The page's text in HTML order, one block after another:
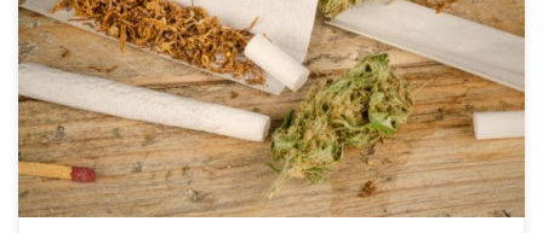
Amerykańscy naukowcy zbadali, czy istnieje różnica pomiędzy
spożywaniem samej nikotyny, samej marihuany oraz mieszanki
tych dwóch substancji? Nikotyna, cannabis oraz mieszanka
obydwu tych substancji to temat badań, jakie przeprowadzili
naukowcy Uniwersytetu Teksas w Dallas. Niedawno ukazały się ich
wyniki w czasopiśmie […]